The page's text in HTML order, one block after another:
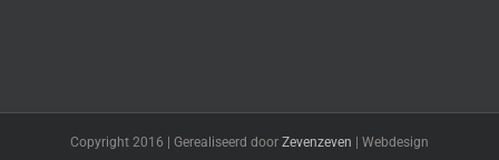
Copyright 2016 | Gerealiseerd door Zevenzeven | Webdesign